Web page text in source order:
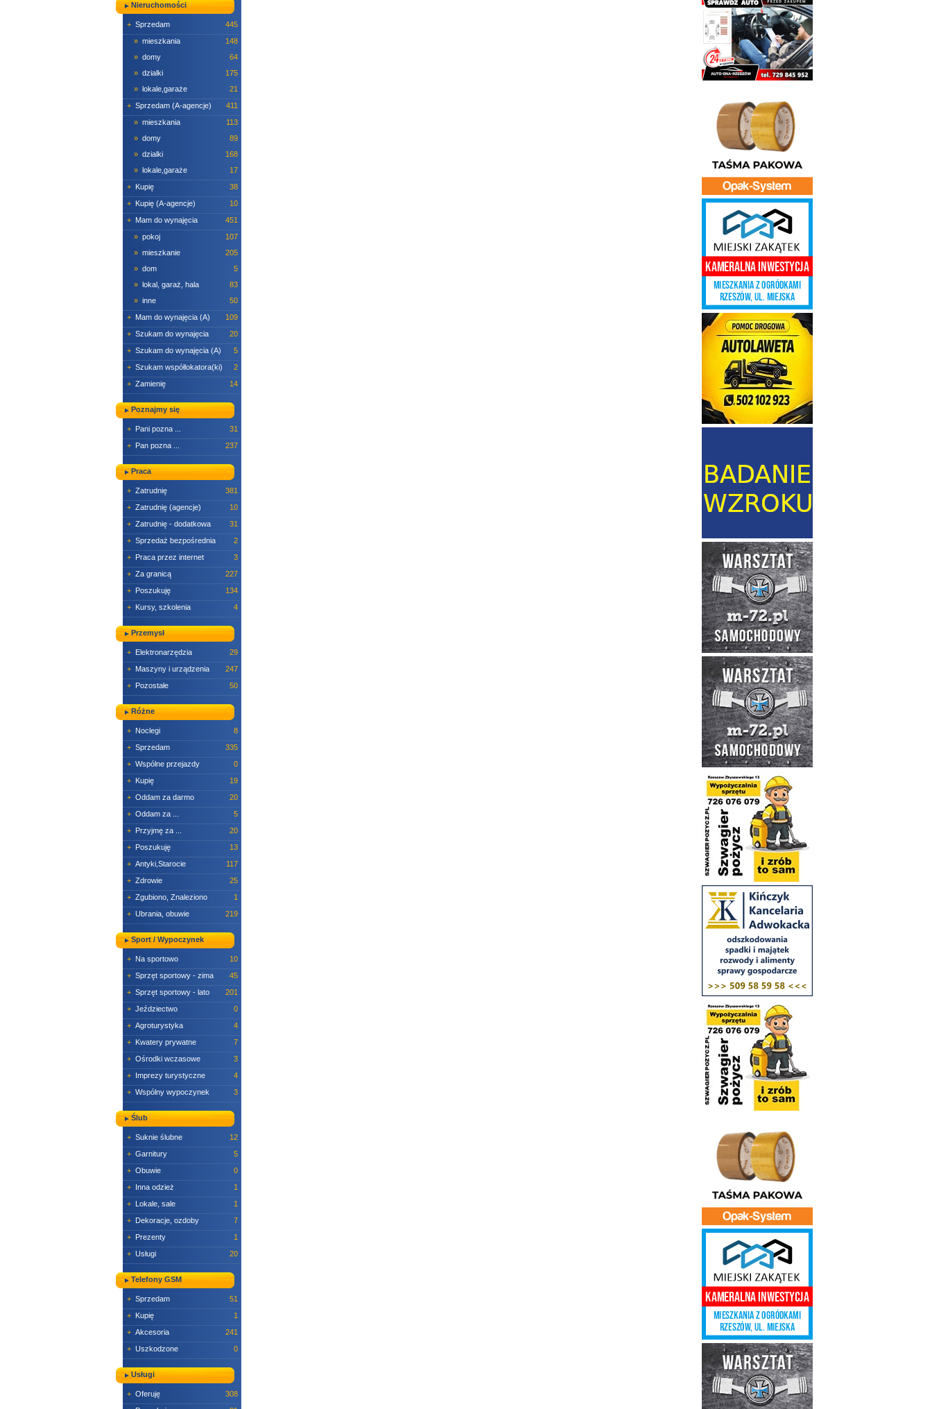
Nieruchomości
+ Sprzedam
445
» mieszkania
148
» domy
64
» dzialki
175
» lokale,garaże
21
+ Sprzedam (A-agencje)
411
» mieszkania
113
» domy
89
» dzialki
168
» lokale,garaże
17
+ Kupię
38
+ Kupię (A-agencje)
10
+ Mam do wynajęcia
451
» pokoj
107
» mieszkanie
205
» dom
5
» lokal, garaż, hala
83
» inne
50
+ Mam do wynajęcia (A)
109
+ Szukam do wynajęcia
20
+ Szukam do wynajęcia (A)
5
+ Szukam współlokatora(ki)
2
+ Zamienię 14
Poznajmy się
+ Pani pozna ...
31
+ Pan pozna ... 237
Praca
+ Zatrudnię
381
+ Zatrudnię (agencje)
10
+ Zatrudnię - dodatkowa
31
+ Sprzedaż bezpośrednia
2
+ Praca przez internet
3
+ Za granicą
227
+ Poszukuję
134
+ Kursy, szkolenia 4
Przemysł
+ Elektronarzędzia
29
+ Maszyny i urządzenia
247
+ Pozostałe 50
Różne
+ Noclegi
8
+ Sprzedam
335
+ Wspólne przejazdy
0
+ Kupię
19
+ Oddam za darmo
20
+ Oddam za ...
5
+ Przyjmę za ...
20
+ Poszukuję
13
+ Antyki,Starocie
117
+ Zdrowie
25
+ Zgubiono, Znaleziono
1
+ Ubrania, obuwie 219
Sport / Wypoczynek
+ Na sportowo
10
+ Sprzęt sportowy - zima
45
+ Sprzęt sportowy - lato
201
+ Jeździectwo
0
+ Agroturystyka
4
+ Kwatery prywatne
7
+ Ośrodki wczasowe
3
+ Imprezy turystyczne
4
+ Wspólny wypoczynek 3
Ślub
+ Suknie ślubne
12
+ Garnitury
5
+ Obuwie
0
+ Inna odzież
1
+ Lokale, sale
1
+ Dekoracje, ozdoby
7
+ Prezenty
1
+ Usługi 20
Telefony GSM
+ Sprzedam
51
+ Kupię
1
+ Akcesoria
241
+ Uszkodzone 0
Usługi
+ Oferuję
308